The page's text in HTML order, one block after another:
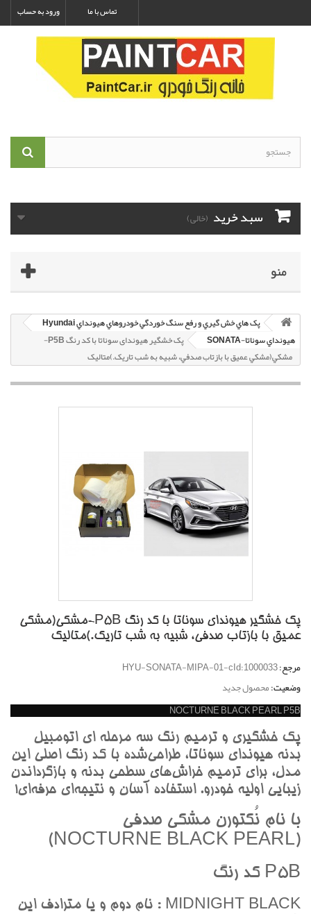
ورود به حساب تماس با ما
سبد خرید (خالی)
منو
پک هاي خش گيري و رفع سنگ خوردگي خودروهاي هيونداي Hyundai
هيونداي سوناتا-SONATA
پک خشگير هیوندای سوناتا با کد رنگ P5B-
مشکي(مشکي عميق با بازتاب صدفي، شبيه به شب تاريک.)متاليک
پک خشگير هیوندای سوناتا با کد رنگ P5B-مشکي(مشکي
عميق با بازتاب صدفي، شبيه به شب تاريک.)متاليک
مرجع:HYU-SONATA-MIPA-01-cId:1000033
وضعیت:محصول جدید
NOCTURNE BLACK PEARL P5B
پک خشگيري و ترميم رنگ سه مرحله اي اتومبيل
بدنه هيونداي سوناتا، طراحي‌شده با کد رنگ اصلي اين
مدل، براي ترميم خراش‌هاي سطحي بدنه و بازگرداندن
زيبايي اوليه خودرو. استفاده آسان و نتيجه‌اي حرفه‌اي!
با نام نُکتورن مشکي صدفي
(NOCTURNE BLACK PEARL)
P5B کد رنگ
MIDNIGHT BLACK : نام دوم و يا مترادف اين